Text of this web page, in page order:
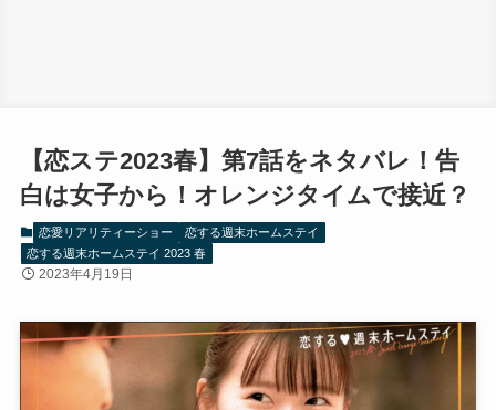
【恋ステ2023春】第7話をネタバレ！告
白は女子から！オレンジタイムで接近？
恋愛リアリティーショー
恋する週末ホームステイ
恋する週末ホームステイ 2023 春
2023年4月19日